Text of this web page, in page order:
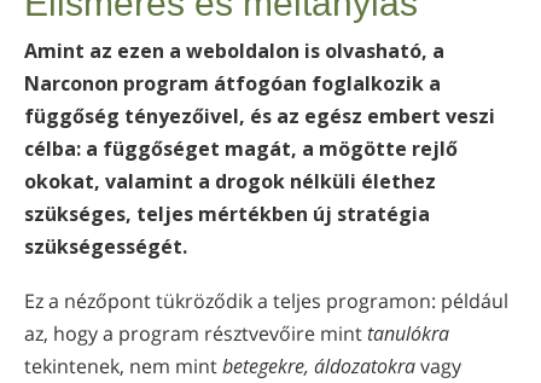
norvég
Português
orosz
svéd
kínai
ukrán
horvát
Amint az ezen a weboldalon is olvasható, a
Narconon program átfogóan foglalkozik a
függőség tényezőivel, és az egész embert veszi
célba: a függőséget magát, a mögötte rejlő
okokat, valamint a drogok nélküli élethez
szükséges, teljes mértékben új stratégia
szükségességét.
Ez a nézőpont tükröződik a teljes programon: például
az, hogy a program résztvevőire mint tanulókra
tekintenek, nem mintbetegekre, áldozatokravagy